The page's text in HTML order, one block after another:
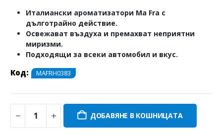
Италиански ароматизатори Ma Fra с
дълготрайно действие.
Освежават въздуха и премахват неприятни
миризми.
Подходящи за всеки автомобил и вкус.
Код: MAFRH0383
ДОБАВЯНЕ В КОШНИЦАТА